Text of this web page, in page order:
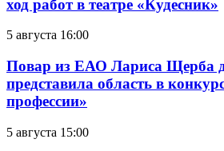
ход работ в театре «Кудесник»
5 августа 16:00
Повар из ЕАО Лариса Щерба
представила область в
профессии»
5 августа 15:00